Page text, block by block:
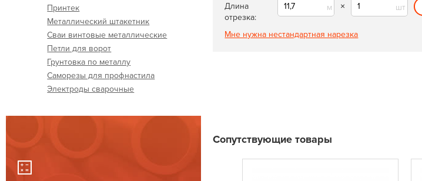
Принтек
Металлический штакетник
Сваи винтовые металлические
Петли для ворот
Грунтовка по металлу
Саморезы для профнастила
Электроды сварочные
Длина
отрезка:
м × шт
Мне нужна нестандартная нарезка
Сопутствующие товары